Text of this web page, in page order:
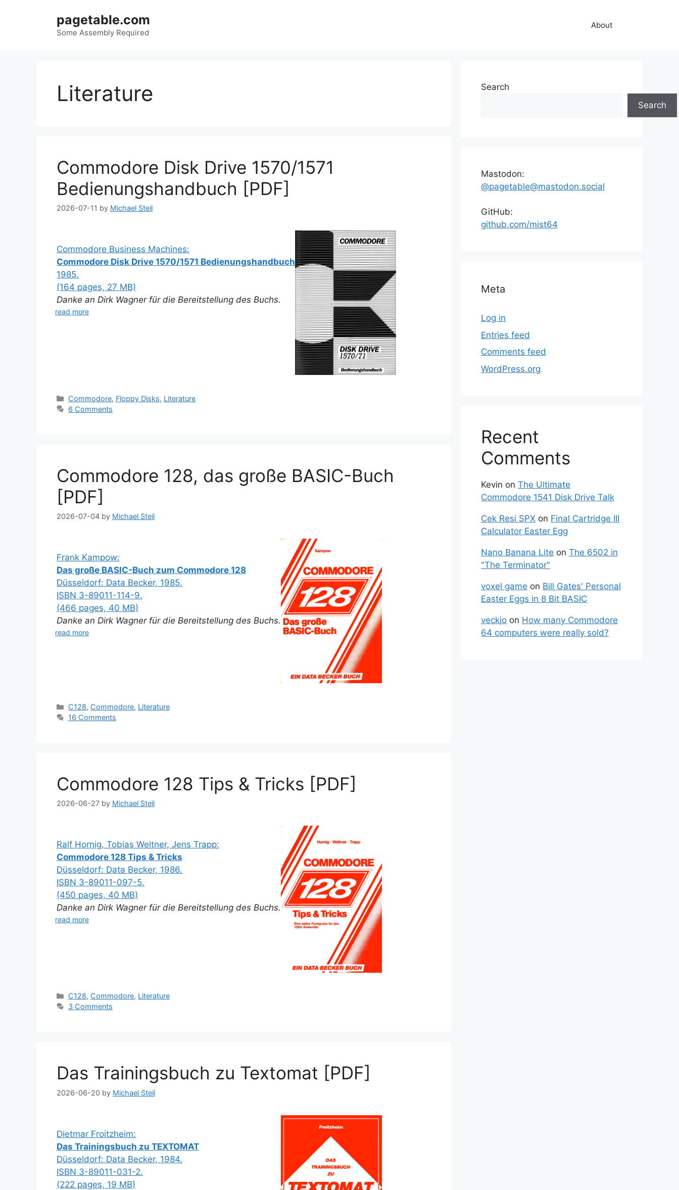
pagetable.com
Some Assembly Required
About
Literature
Commodore Disk Drive 1570/1571
Bedienungshandbuch [PDF]
2026-07-11 by Michael Steil
Commodore Business Machines:
Commodore Disk Drive 1570/1571 Bedienungshandbuch
1985.
(164 pages, 27 MB)
Danke an Dirk Wagner für die Bereitstellung des Buchs.
read more
Categories
Commodore, Floppy Disks, Literature
6 Comments
Commodore 128, das große BASIC-Buch
[PDF]
2026-07-04 by Michael Steil
Frank Kampow:
Das große BASIC-Buch zum Commodore 128
Düsseldorf: Data Becker, 1985.
ISBN 3-89011-114-9.
(466 pages, 40 MB)
Danke an Dirk Wagner für die Bereitstellung des Buchs.
read more
Categories
C128, Commodore, Literature
16 Comments
Commodore 128 Tips & Tricks [PDF]
2026-06-27 by Michael Steil
Ralf Hornig, Tobias Weltner, Jens Trapp:
Commodore 128 Tips & Tricks
Düsseldorf: Data Becker, 1986.
ISBN 3-89011-097-5.
(450 pages, 40 MB)
Danke an Dirk Wagner für die Bereitstellung des Buchs.
read more
Categories
C128, Commodore, Literature
3 Comments
Das Trainingsbuch zu Textomat [PDF]
2026-06-20 by Michael Steil
Dietmar Froitzheim:
Das Trainingsbuch zu TEXTOMAT
Düsseldorf: Data Becker, 1984.
ISBN 3-89011-031-2.
(222 pages, 19 MB)
Search
Search
Mastodon:
@pagetable@mastodon.social
GitHub:
github.com/mist64
Meta
Log in
Entries feed
Comments feed
WordPress.org
Recent
Comments
Kevin on The Ultimate
Commodore 1541 Disk Drive Talk
Cek Resi SPX on Final Cartridge III
Calculator Easter Egg
Nano Banana Lite on The 6502 in
"The Terminator"
voxel game on Bill Gates' Personal
Easter Eggs in 8 Bit BASIC
veckio on How many Commodore
64 computers were really sold?